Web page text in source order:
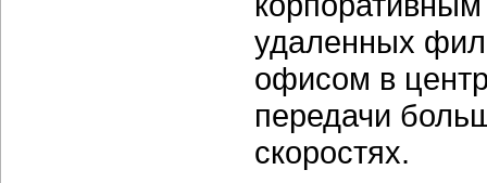
удаленных
офисом в
передачи
скоростях.